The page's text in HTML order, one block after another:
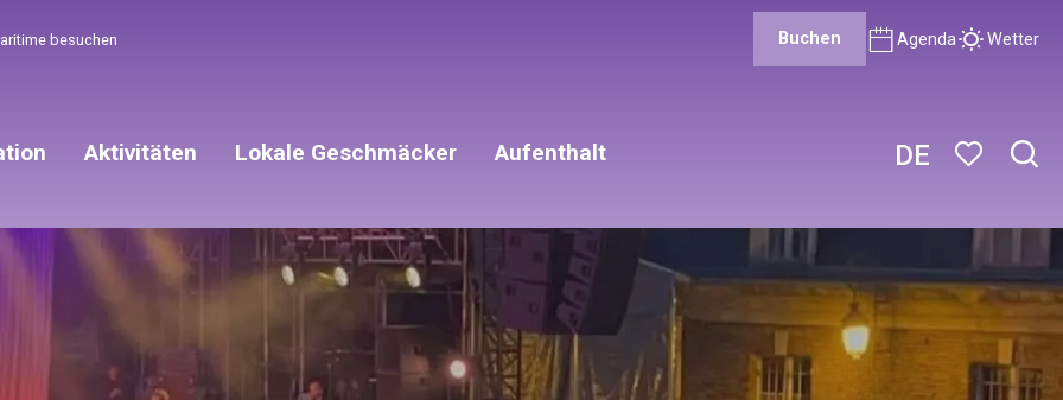
DE
besuchen Buchen Agenda Wetter
Aktivitäten Lokale Geschmäcker Aufenthalt